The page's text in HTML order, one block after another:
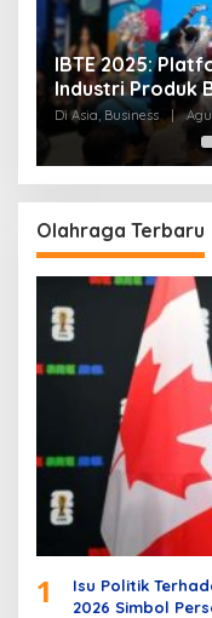
IBTE 2025:
Industri Produk
Tenggara
Di Asia, Business |
Olahraga Terbaru
1
Isu Politik
2026 Simbol